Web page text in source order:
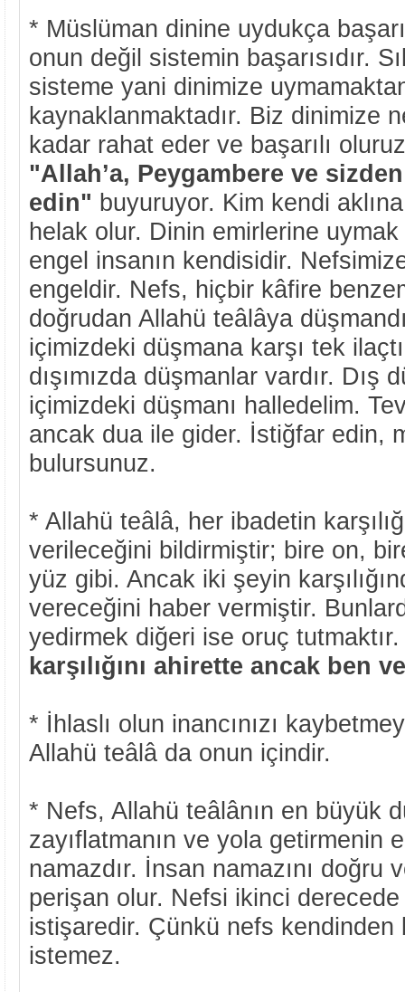
* Müslüman dinine uydukça
onun değil sistemin başarısıdır.
sisteme yani dinimize
kaynaklanmaktadır. Biz dinimize
kadar rahat eder ve başarılı
"Allah’a, Peygambere ve
edin" buyuruyor. Kim kendi
helak olur. Dinin emirlerine
engel insanın kendisidir.
engeldir. Nefs, hiçbir kâfire
doğrudan Allahü teâlâya
içimizdeki düşmana karşı tek
dışımızda düşmanlar vardır. Dış
içimizdeki düşmanı halledelim.
ancak dua ile gider. İstiğfar edin,
bulursunuz.
* Allahü teâlâ, her ibadetin
verileceğini bildirmiştir; bire on,
yüz gibi. Ancak iki şeyin
vereceğini haber vermiştir.
yedirmek diğeri ise oruç
karşılığını ahirette ancak ben
* İhlaslı olun inancınızı
Allahü teâlâ da onun içindir.
* Nefs, Allahü teâlânın en büyük
zayıflatmanın ve yola getirmenin
namazdır. İnsan namazını doğru
perişan olur. Nefsi ikinci
istişaredir. Çünkü nefs kendinden
istemez.